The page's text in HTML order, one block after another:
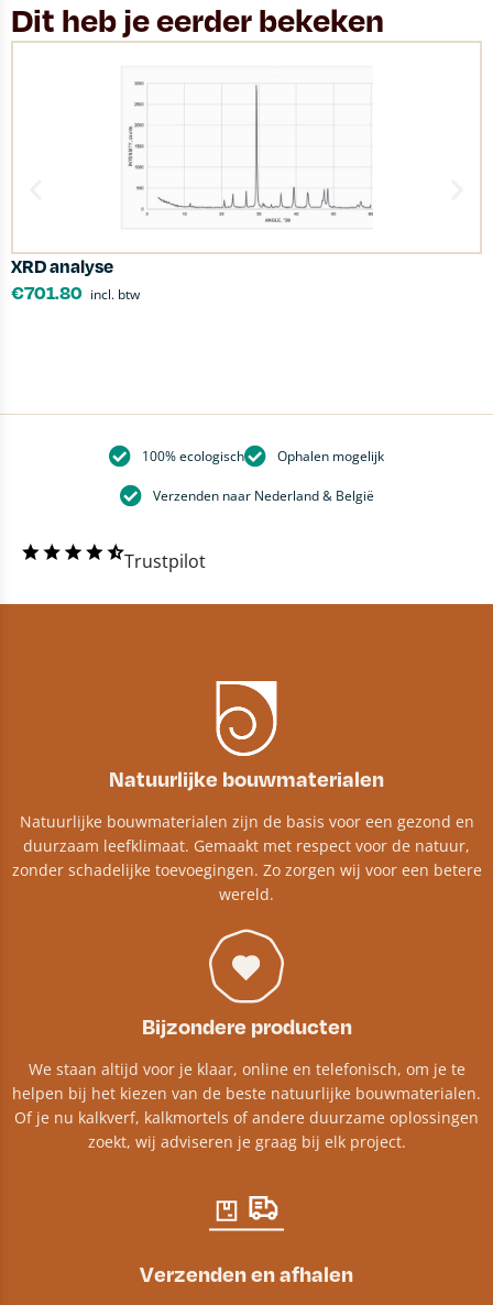
Dit heb je eerder bekeken
XRD analyse
€701.80 incl. btw
100% ecologisch Ophalen mogelijk
Verzenden naar Nederland & België
Trustpilot
Natuurlijke bouwmaterialen
Natuurlijke bouwmaterialen zijn de basis voor een gezond en
duurzaam leefklimaat. Gemaakt met respect voor de natuur,
zonder schadelijke toevoegingen. Zo zorgen wij voor een betere
wereld.
Bijzondere producten
We staan altijd voor je klaar, online en telefonisch, om je te
helpen bij het kiezen van de beste natuurlijke bouwmaterialen.
Of je nu kalkverf, kalkmortels of andere duurzame oplossingen
zoekt, wij adviseren je graag bij elk project.​
Verzenden en afhalen